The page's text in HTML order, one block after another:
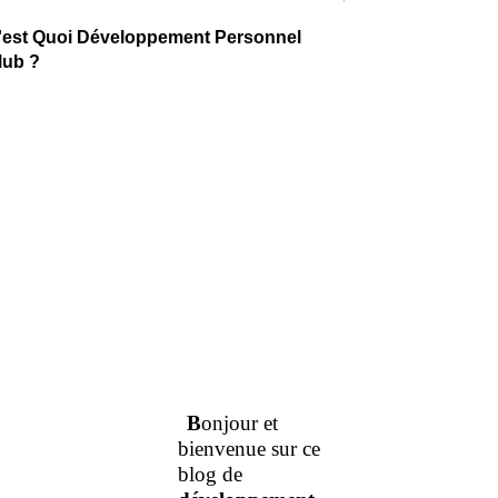
Quoi Développement Personnel
?
Bonjour et
bienvenue sur ce
blog de